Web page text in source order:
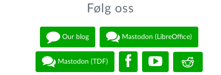
Følg oss
Our blog Mastodon (LibreOffice)
Mastodon (TDF)